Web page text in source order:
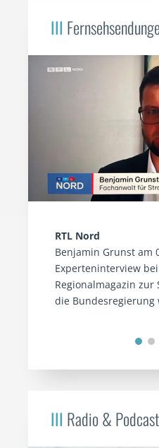
III
RTL Nord
Benjamin Grunst am
Experteninterview bei
Regionalmagazin zur
die Bundesregierung
III Radio & Podcast